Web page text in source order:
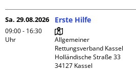
Sa. 29.08.2026
09:00 - 16:30
Uhr
Erste Hilfe
Allgemeiner
Rettungsverband Kassel
Holländische Straße 33